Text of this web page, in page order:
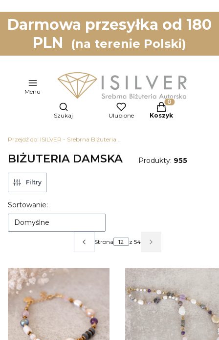
Darmowa przesyłka od 180
PLN
(na terenie Polski)
Menu
Otwórz wyszukiwarkę
Szukaj Ulubione
Produkty w
Koszyk
Przejdź do: ISILVER - Srebrna Biżuteria Autorska
BIŻUTERIA DAMSKA Produkty: 955
Filtry
Lista produktów
Sortowanie:
Domyślne
Poprzednie produkty
Strona z 54 Następne